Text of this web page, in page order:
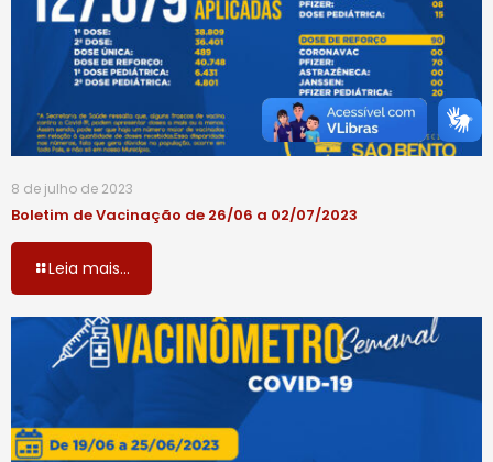
8 de julho de 2023
Boletim de Vacinação de 26/06 a 02/07/2023
Leia mais...